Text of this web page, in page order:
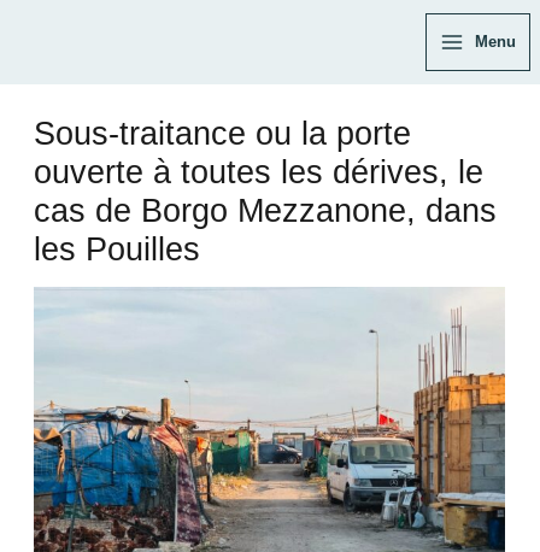
Main
Menu
Menu
Sous-traitance ou la porte
ouverte à toutes les dérives, le
cas de Borgo Mezzanone, dans
les Pouilles